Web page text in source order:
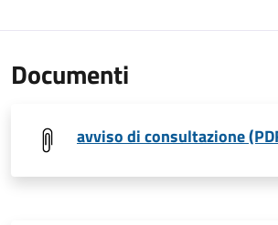
Documenti
avviso di consultazione